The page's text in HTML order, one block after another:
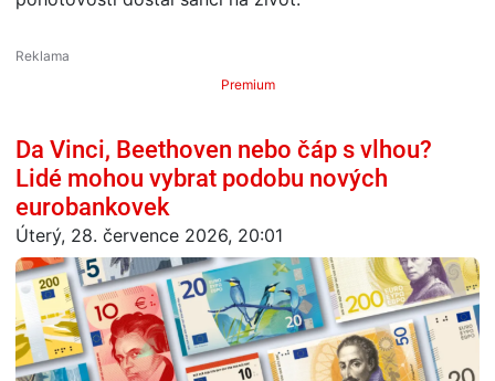
Premium
Da Vinci, Beethoven nebo čáp s vlhou?
Lidé mohou vybrat podobu nových
eurobankovek
Úterý, 28. července 2026, 20:01